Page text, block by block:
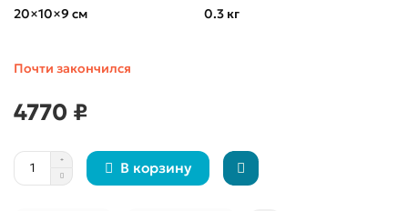
20×10×9 см 0.3 кг
Почти закончился
4770 ₽
В корзину